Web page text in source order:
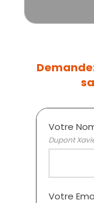
Votre
Dupont
Votre